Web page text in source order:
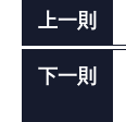
回
首